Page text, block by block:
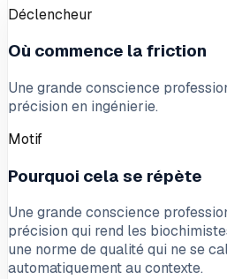
Déclencheur
Où commence la friction
Une grande conscience
précision en ingénierie.
Motif
Pourquoi cela se répète
Une grande conscience
précision qui rend les
une norme de qualité qui ne se
automatiquement au contexte.